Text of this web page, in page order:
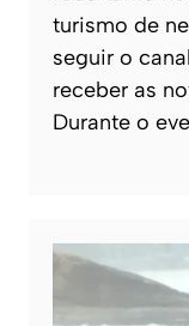
turismo de
seguir o
receber as
Durante o